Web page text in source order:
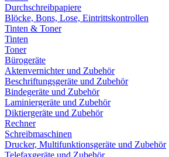
Durchschreibpapiere
Blöcke, Bons, Lose, Eintrittskontrollen
Tinten & Toner
Tinten
Toner
Bürogeräte
Aktenvernichter und Zubehör
Beschriftungsgeräte und Zubehör
Bindegeräte und Zubehör
Laminiergeräte und Zubehör
Diktiergeräte und Zubehör
Rechner
Schreibmaschinen
Drucker, Multifunktionsgeräte und Zubehör